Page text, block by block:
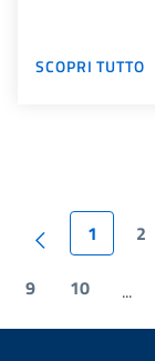
SCOPRI TUTTO
1 2
9 10 ...